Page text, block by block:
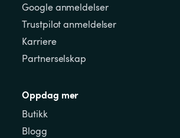
Google anmeldelser
Trustpilot anmeldelser
Karriere
Partnerselskap
Oppdag mer
Butikk
Blogg